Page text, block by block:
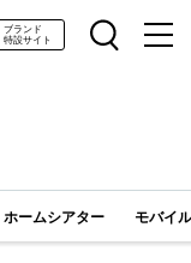
ブランド
特設サイト
ホームシアター モバイ